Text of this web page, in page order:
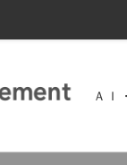
ＡＩ